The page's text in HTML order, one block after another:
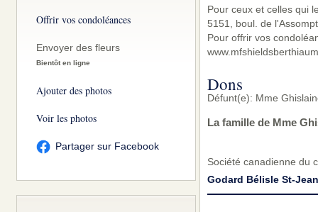
Offrir vos condoléances
Envoyer des fleurs
Bientôt en ligne
Ajouter des photos
Voir les photos
Partager sur Facebook
Pour ceux et celles qui
5151, boul. de
Pour offrir vos
Dons
Défunt(e): Mme
La famille de Mme
Société canadienne du
Godard Bélisle St-Jean